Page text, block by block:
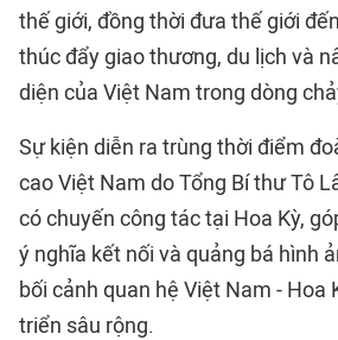
thế giới, đồng thời đưa thế giới
thúc đẩy giao thương, du lịch và
diện của Việt Nam trong dòng
Sự kiện diễn ra trùng thời điểm
cao Việt Nam do Tổng Bí thư Tô
có chuyến công tác tại Hoa Kỳ,
ý nghĩa kết nối và quảng bá hình
bối cảnh quan hệ Việt Nam - Hoa
triển sâu rộng.